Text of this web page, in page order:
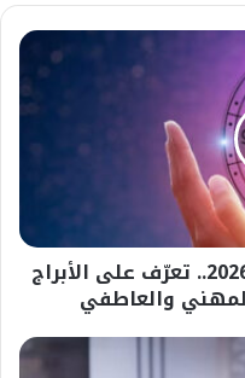
حظك اليوم الخميس 9 أبريل 2026.. تعرّف على الأبراج
والعاطفي